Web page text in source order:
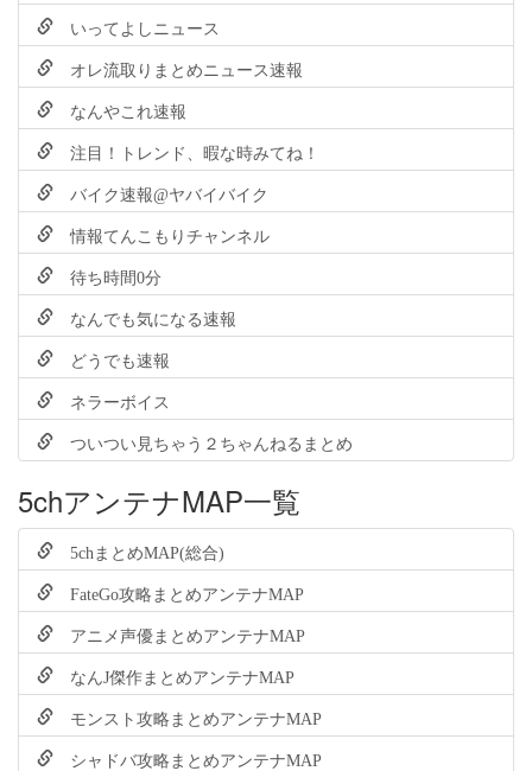
いってよしニュース
オレ流取りまとめニュース速報
なんやこれ速報
注目！トレンド、暇な時みてね！
バイク速報@ヤバイバイク
情報てんこもりチャンネル
待ち時間0分
なんでも気になる速報
どうでも速報
ネラーボイス
ついつい見ちゃう２ちゃんねるまとめ
5chアンテナMAP一覧
5chまとめMAP(総合)
FateGo攻略まとめアンテナMAP
アニメ声優まとめアンテナMAP
なんJ傑作まとめアンテナMAP
モンスト攻略まとめアンテナMAP
シャドバ攻略まとめアンテナMAP